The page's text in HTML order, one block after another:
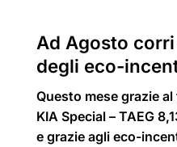
Ad Agosto
degli eco-
Questo mese grazie
KIA Special – TAEG
e grazie agli eco-